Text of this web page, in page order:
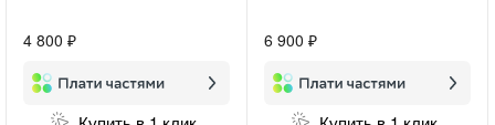
4 800 ₽ 6 900 ₽